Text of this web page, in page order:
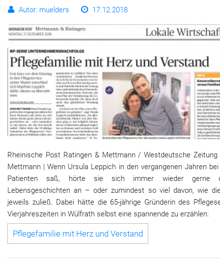
Autor: muelders 17.12.2018
Rheinische Post Ratingen & Mettmann / Westdeutsche Zeitung
Mettmann | Wenn Ursula Leppich in den vergangenen Jahren
Patienten saß, hörte sie sich immer wieder gerne
Lebensgeschichten an – oder zumindest so viel davon, wie
jeweils zuließ. Dabei hätte die 65-jährige Gründerin des
Vierjahreszeiten in Wülfrath selbst eine spannende zu erzählen:
Pflegefamilie mit Herz und Verstand